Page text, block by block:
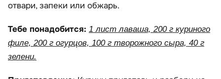
отвари, запеки или обжарь.
Тебе понадобится: 1 лист лаваша, 200 г куриного
филе, 200 г огурцов, 100 г творожного сыра, 40 г
зелени.